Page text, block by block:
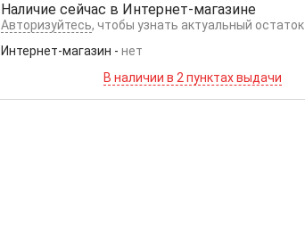
Наличие сейчас в Интернет-магазине
Авторизуйтесь, чтобы узнать актуальный остаток
Интернет-магазин - нет
В наличии в 2 пунктах выдачи